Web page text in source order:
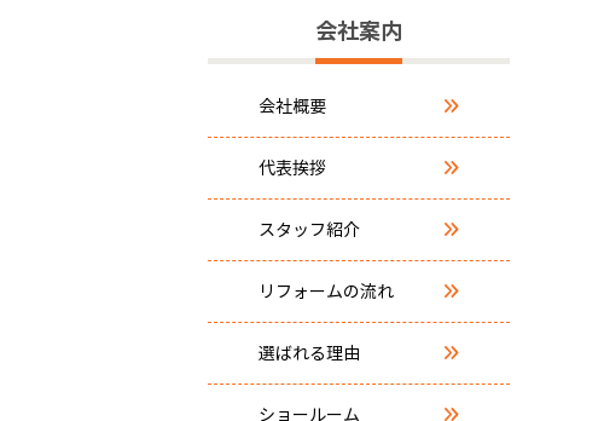
会社案内
会社概要
代表挨拶
スタッフ紹介
リフォームの流れ
選ばれる理由
ショールーム